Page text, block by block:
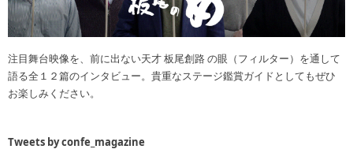
注目舞台映像を、前に出ない天才 板尾創路 の眼（フィルター）を通して
語る全１２篇のインタビュー。貴重なステージ鑑賞ガイドとしてもぜひ
お楽しみください。
Tweets by confe_magazine